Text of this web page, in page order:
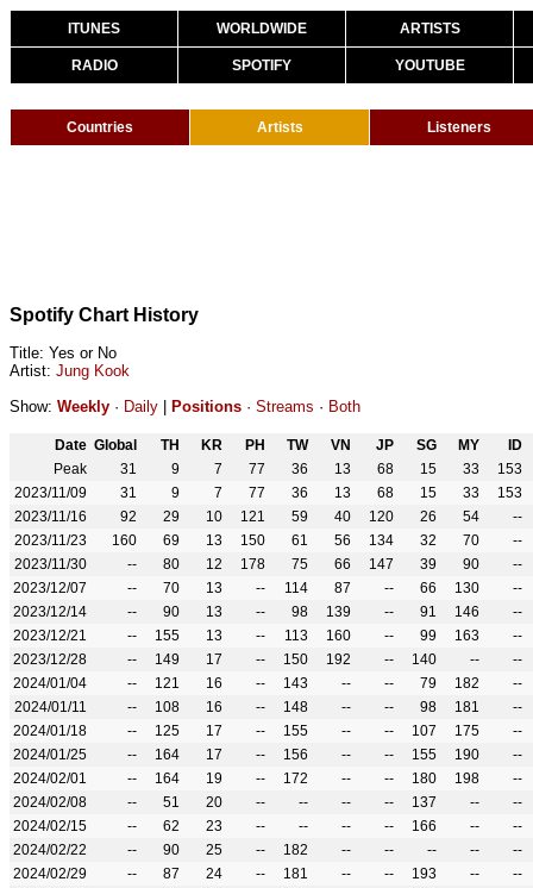
ITUNES WORLDWIDE ARTISTS
RADIO SPOTIFY YOUTUBE
Countries Artists Listeners
Spotify Chart History
Title: Yes or No
Artist: Jung Kook
Show: Weekly · Daily Positions · Streams · Both
Date Global TH KR PH TW VN JP SG MY
ID
Peak
31 9 7 77 36 13 68 15 33
153
2023/11/09
31 9 7 77 36 13 68 15 33
153
2023/11/16
92 29 10 121 59 40 120 26 54
--
2023/11/23
160 69 13 150 61 56 134 32 70
--
2023/11/30
-- 80 12 178 75 66 147 39 90
--
2023/12/07
-- 70 13 -- 114 87 -- 66 130
--
2023/12/14
-- 90 13 -- 98 139 -- 91 146
--
2023/12/21
-- 155 13 -- 113 160 -- 99 163
--
2023/12/28
-- 149 17 -- 150 192 -- 140 --
--
2024/01/04
-- 121 16 -- 143 -- -- 79 182
--
2024/01/11
-- 108 16 -- 148 -- -- 98 181
--
2024/01/18
-- 125 17 -- 155 -- -- 107 175
--
2024/01/25
-- 164 17 -- 156 -- -- 155 190
--
2024/02/01
-- 164 19 -- 172 -- -- 180 198
--
2024/02/08
-- 51 20 -- -- -- -- 137 --
--
2024/02/15
-- 62 23 -- -- -- -- 166 --
--
2024/02/22
-- 90 25 -- 182 -- -- -- --
--
2024/02/29
-- 87 24 -- 181 -- -- 193 --
--